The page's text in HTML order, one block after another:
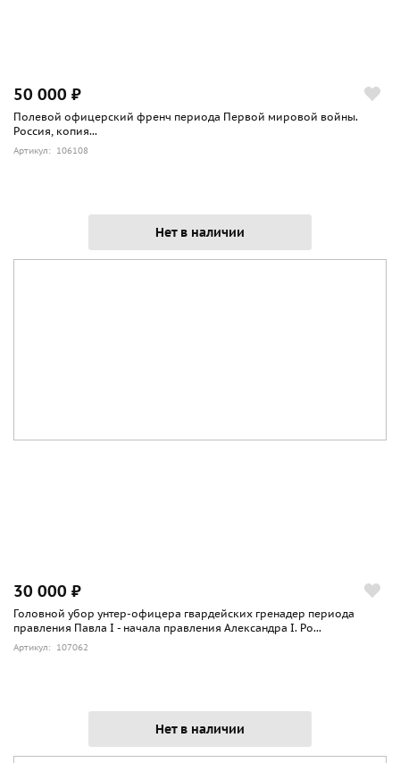
50 000 ₽
Полевой офицерский френч периода Первой мировой войны.
Россия, копия...
Артикул: 106108
Нет в наличии
30 000 ₽
Головной убор унтер-офицера гвардейских гренадер периода
правления Павла I - начала правления Александра I. Ро...
Артикул: 107062
Нет в наличии